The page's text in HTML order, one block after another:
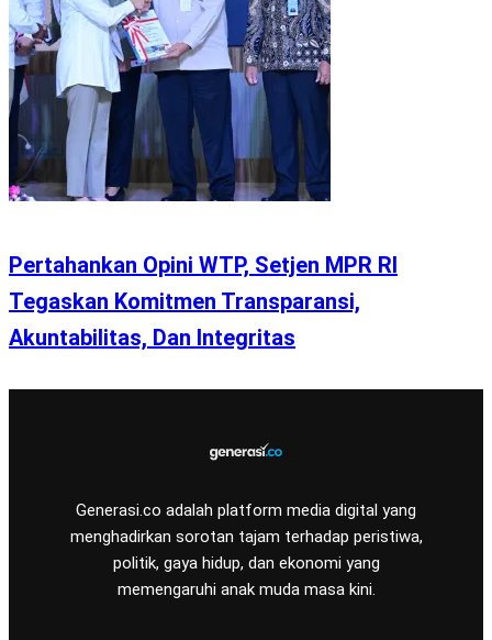
Pertahankan Opini WTP, Setjen MPR RI
Tegaskan Komitmen Transparansi,
Akuntabilitas, Dan Integritas
Generasi.co adalah platform media digital yang
menghadirkan sorotan tajam terhadap peristiwa,
politik, gaya hidup, dan ekonomi yang
memengaruhi anak muda masa kini.